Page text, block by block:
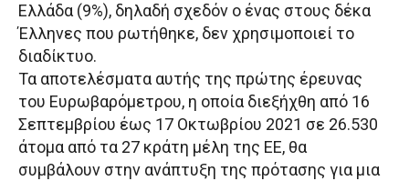
Ελλάδα (9%), δηλαδή σχεδόν ο ένας στους δέκα
Έλληνες που ρωτήθηκε, δεν χρησιμοποιεί το
διαδίκτυο.
Τα αποτελέσματα αυτής της πρώτης έρευνας
του Ευρωβαρόμετρου, η οποία διεξήχθη από 16
Σεπτεμβρίου έως 17 Οκτωβρίου 2021 σε 26.530
άτομα από τα 27 κράτη μέλη της ΕΕ, θα
συμβάλουν στην ανάπτυξη της πρότασης για μια